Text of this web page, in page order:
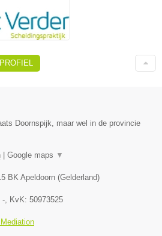
Doornspijk, maar wel in de provincie
Google maps ▼
BK Apeldoorn (Gelderland)
- , KvK: 50973525